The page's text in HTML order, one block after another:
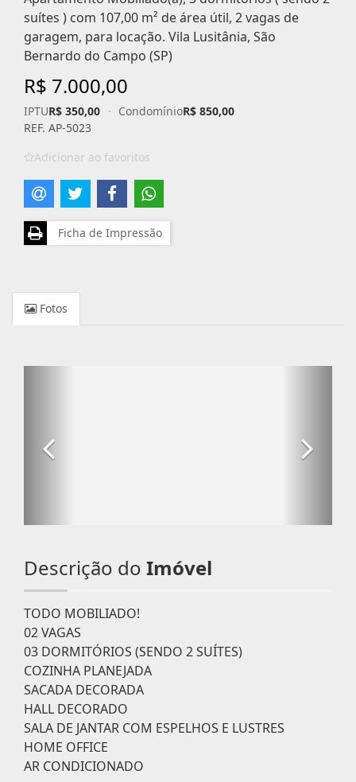
suítes ) com 107,00 m² de área útil, 2 vagas de
garagem, para locação. Vila Lusitânia, São
Bernardo do Campo (SP)
R$ 7.000,00
IPTUR$ 350,00 · CondomínioR$ 850,00
REF. AP-5023
Adicionar ao favoritos
Ficha de Impressão
Fotos
Descrição do Imóvel
TODO MOBILIADO!
02 VAGAS
03 DORMITÓRIOS (SENDO 2 SUÍTES)
COZINHA PLANEJADA
SACADA DECORADA
HALL DECORADO
SALA DE JANTAR COM ESPELHOS E LUSTRES
HOME OFFICE
AR CONDICIONADO